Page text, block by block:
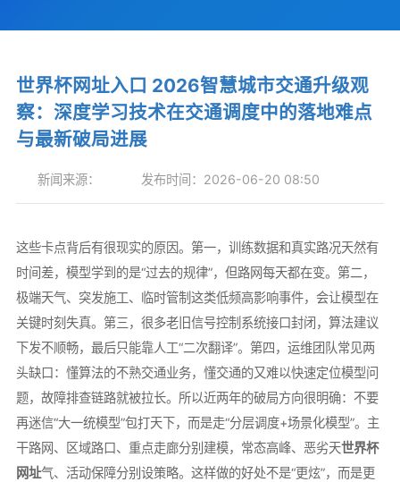
世界杯网址入口 2026智慧城市交通升级观
察：深度学习技术在交通调度中的落地难点
与最新破局进展
新闻来源： 发布时间：2026-06-20 08:50
这些卡点背后有很现实的原因。第一，训练数据和真实路况天然有
时间差，模型学到的是“过去的规律”，但路网每天都在变。第二，
极端天气、突发施工、临时管制这类低频高影响事件，会让模型在
关键时刻失真。第三，很多老旧信号控制系统接口封闭，算法建议
下发不顺畅，最后只能靠人工“二次翻译”。第四，运维团队常见两
头缺口：懂算法的不熟交通业务，懂交通的又难以快速定位模型问
题，故障排查链路就被拉长。所以近两年的破局方向很明确：不要
再迷信“大一统模型”包打天下，而是走“分层调度+场景化模型”。主
干路网、区域路口、重点走廊分别建模，常态高峰、恶劣天世界杯
网址气、活动保障分别设策略。这样做的好处不是“更炫”，而是更